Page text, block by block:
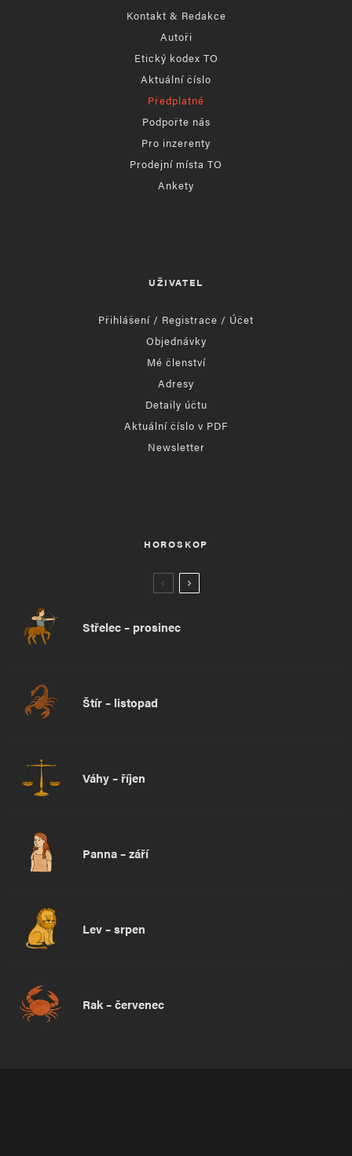
Kontakt & Redakce
Autoři
Etický kodex TO
Aktuální číslo
Předplatné
Podpořte nás
Pro inzerenty
Prodejní místa TO
Ankety
UŽIVATEL
Přihlášení / Registrace / Účet
Objednávky
Mé členství
Adresy
Detaily účtu
Aktuální číslo v PDF
Newsletter
HOROSKOP
Střelec – prosinec
Štír – listopad
Váhy – říjen
Panna – září
Lev – srpen
Rak – červenec